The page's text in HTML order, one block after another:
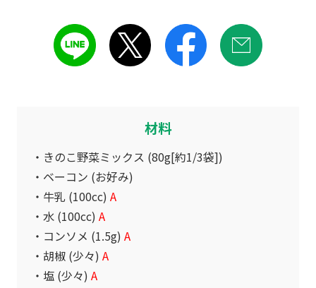
材料
きのこ野菜ミックス (80g[約1/3袋])
ベーコン (お好み)
牛乳 (100cc)A
水 (100cc)A
コンソメ (1.5g)A
胡椒 (少々)A
塩 (少々)A